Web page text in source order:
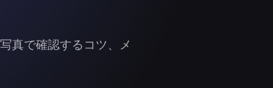
真で確認するコツ、メ